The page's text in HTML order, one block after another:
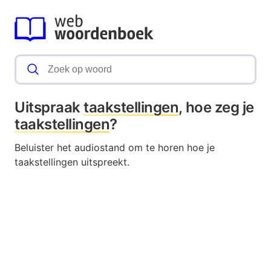
Uitspraaktaakstellingen, hoe zeg je
taakstellingen?
Beluister het audiostand om te horen hoe je
taakstellingen uitspreekt.